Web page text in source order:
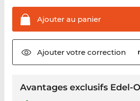
Ajouter au panier
Ajouter votrecorrection
Avantages exclusifs Edel-